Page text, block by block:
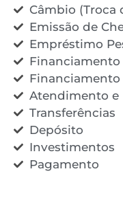
Câmbio (Troca
Emissão de
Empréstimo
Financiamento
Atendimento e
Transferências
Depósito
Investimentos
Pagamento